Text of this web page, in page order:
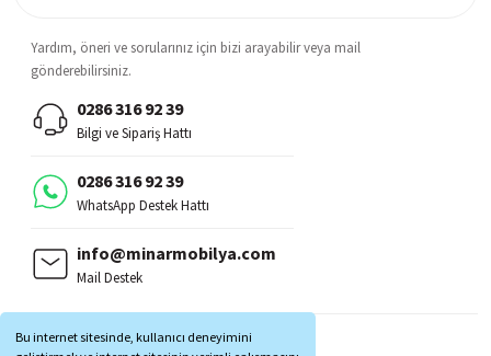
Bu internet sitesinde, kullanıcı deneyimini
Yardım, öneri ve sorularınız için bizi arayabilir veya mail
gönderebilirsiniz.
0286 316 92 39
Bilgi ve Sipariş Hattı
0286 316 92 39
WhatsApp Destek Hattı
info@minarmobilya.com
Mail Destek
MOBİL UYGULAMALAR: